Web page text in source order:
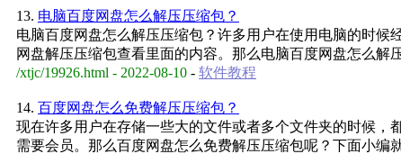
13. 电脑百度网盘怎么解压压缩包？
电脑百度网盘怎么解压压缩包？许多用户在使用电脑的时
网盘解压压缩包查看里面的内容。那么电脑百度网盘怎么解
/xtjc/19926.html - 2022-08-10 - 软件教程
14. 百度网盘怎么免费解压压缩包？
现在许多用户在存储一些大的文件或者多个文件夹的时候
需要会员。那么百度网盘怎么免费解压压缩包呢？下面小编